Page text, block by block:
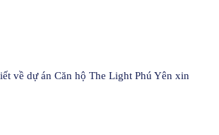
về dự ánCăn hộ The Light Phú Yên xin